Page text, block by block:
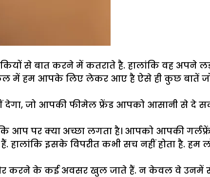
से बात करने में कतराते है. हालांकि वह अपने
में हम आपके लिए लेकर आए है ऐसे ही कुछ बातें
देगा, जो आपकी फीमेल फ्रेंड आपको आसानी से दे
आप पर क्या अच्छा लगता है। आपको आपकी
हालांकि इसके विपरीत कभी सच नहीं होता है.
करने के कई अवसर खुल जाते हैं. न केवल वे उनमें